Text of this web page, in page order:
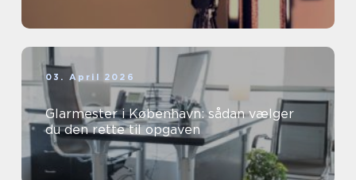
03. April 2026
Glarmester i København: sådan vælger
du den rette til opgaven